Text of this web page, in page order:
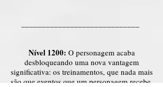
Nível 1200: O personagem acaba
desbloqueando uma nova vantagem
significativa: os treinamentos, que nada mais
são que eventos que um personagem recebe,